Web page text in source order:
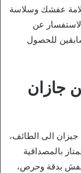
عفشك وسلاسة
عن
للحصول
جازان
الى الطائف،
بالمصداقية
بدقة وحرص،